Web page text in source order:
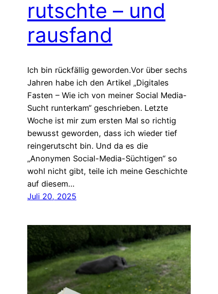
rutschte – und
rausfand
Ich bin rückfällig geworden.Vor über sechs
Jahren habe ich den Artikel „Digitales
Fasten – Wie ich von meiner Social Media-
Sucht runterkam“ geschrieben. Letzte
Woche ist mir zum ersten Mal so richtig
bewusst geworden, dass ich wieder tief
reingerutscht bin. Und da es die
„Anonymen Social-Media-Süchtigen“ so
wohl nicht gibt, teile ich meine Geschichte
auf diesem…
Juli 20, 2025